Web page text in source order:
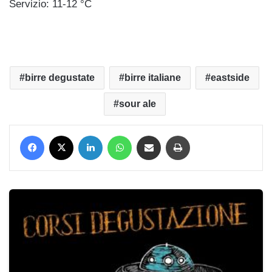
Servizio: 11-12 °C
birre degustate birre italiane eastside
sour ale
Facebook LinkedIn WhatsApp Condividi via mail